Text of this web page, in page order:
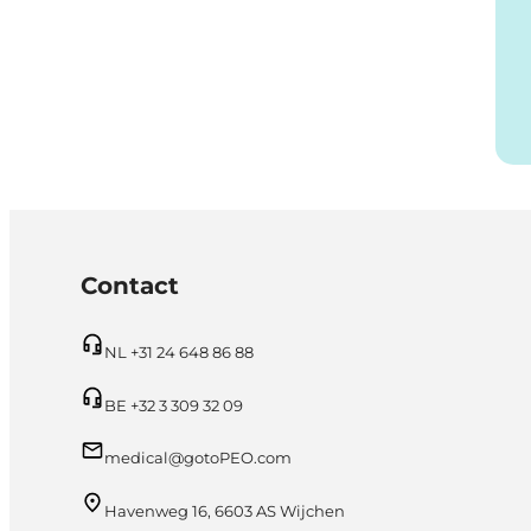
Contact
NL +31 24 648 86 88
BE +32 3 309 32 09
medical@gotoPEO.com
Havenweg 16, 6603 AS Wijchen